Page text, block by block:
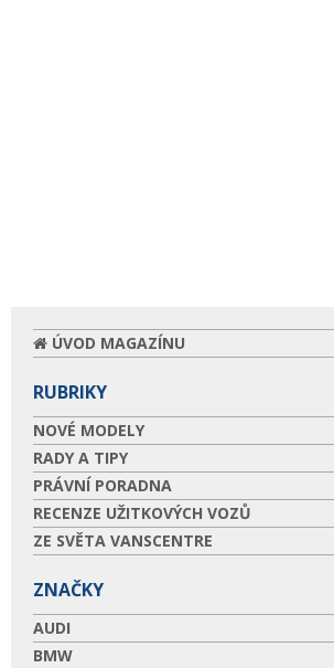
ÚVOD MAGAZÍNU
RUBRIKY
NOVÉ MODELY
RADY A TIPY
PRÁVNÍ PORADNA
RECENZE UŽITKOVÝCH VOZŮ
ZE SVĚTA VANSCENTRE
ZNAČKY
AUDI
BMW